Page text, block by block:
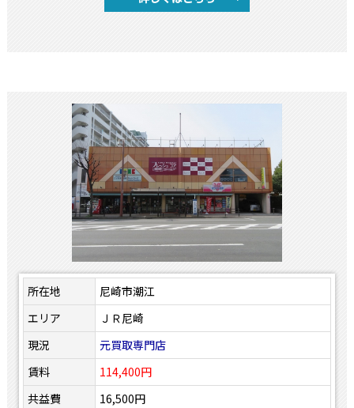
所在地
尼崎市潮江
エリア
ＪＲ尼崎
現況
元買取専門店
賃料
114,400円
共益費
16,500円